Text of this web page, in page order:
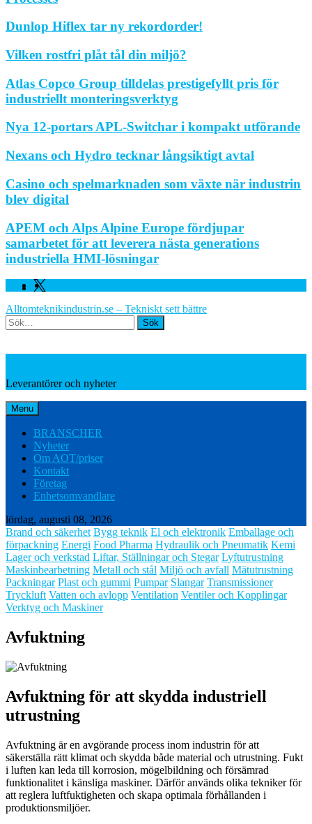
Dunlop Hiflex tar ny rekordorder!
Vilken rostfri plåt tål din miljö?
Atlas Copco Group tilldelas prestigefyllt pris för
industriellt monteringsverktyg
Nya 12-portars APL-Switchar i kompakt utförande
Nexans och Hydro tecknar långsiktigt avtal
Casino och spelmarknaden som växte när industrin
blev digital
APEM och Alps Alpine Europe fördjupar
samarbetet för att leverera nästa generations
industriella HMI-lösningar
Facebook
Twitter
Alltomteknikindustrin.se – Tekniskt sett bättre
Search
Leverantörer och nyheter
Menu
BRANSCHER
Nyheter
Om AOT/priser
Kontakt
Företag
Enhetsomvandlare
lördag, augusti 08, 2026
Brand och säkerhet Bygg teknik El och elektronik Emballage och
förpackning Energi Food Pharma Hydraulik och Pneumatik Kemi
Lager och verkstad Liftar, Ställningar och Stegar Lyftutrustning
Maskinbearbetning Metall och stål Miljö och avfall Mätutrustning
Packningar Plast och gummi Pumpar Slangar Transmissioner
Tryckluft Vatten och avlopp Ventilation Ventiler och Kopplingar
Verktyg och Maskiner
Avfuktning
Avfuktning för att skydda industriell
utrustning
Avfuktning är en avgörande process inom industrin för att
säkerställa rätt klimat och skydda både material och utrustning. Fukt
i luften kan leda till korrosion, mögelbildning och försämrad
funktionalitet i känsliga maskiner. Därför används olika tekniker för
att reglera luftfuktigheten och skapa optimala förhållanden i
produktionsmiljöer.